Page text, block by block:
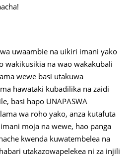
uwaambie na uikiri imani yako
wakikusikia na wao wakakubali
wewe basi utakuwa
hawataki kubadilika na zaidi
basi hapo UNAPASWA
wa roho yako, anza kutafuta
moja na wewe, hao panga
kwenda kuwatembelea na
utakazowapelekea ni za injili